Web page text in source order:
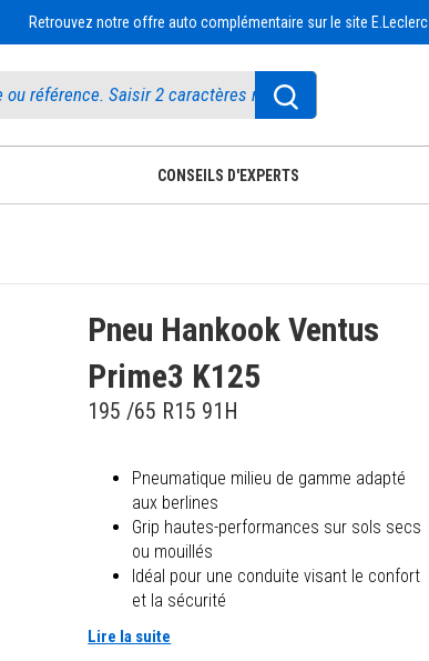
Retrouvez notre offre auto complémentaire sur le site E.Leclerc
CONSEILS D'EXPERTS
Pneu Hankook Ventus
Prime3 K125
195 /65 R15 91H
Pneumatique milieu de gamme adapté
aux berlines
Grip hautes-performances sur sols secs
ou mouillés
Idéal pour une conduite visant le confort
et la sécurité
Lire la suite